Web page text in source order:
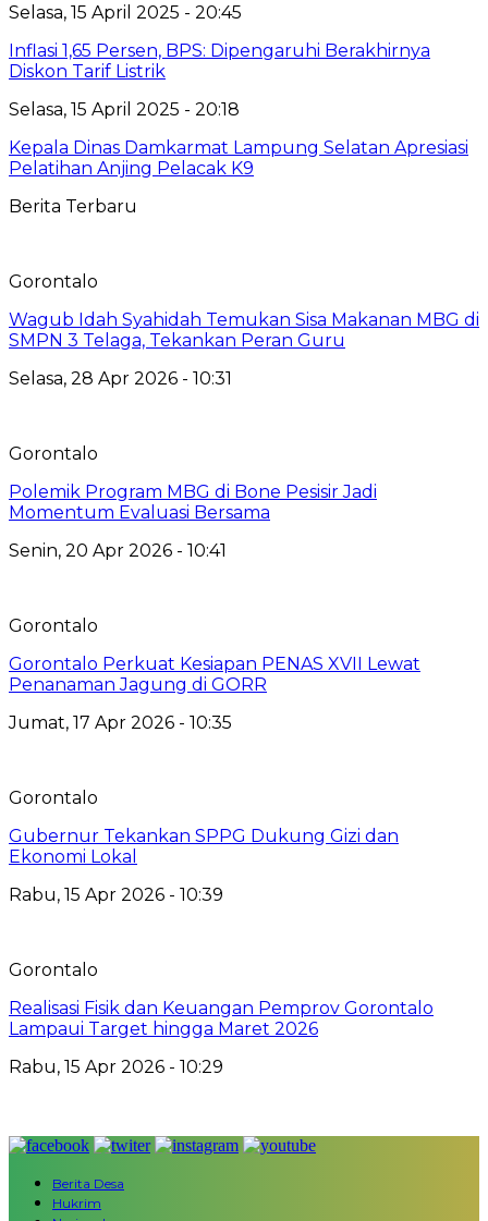
Selasa, 15 April 2025 - 20:45
Inflasi 1,65 Persen, BPS: Dipengaruhi Berakhirnya
Diskon Tarif Listrik
Selasa, 15 April 2025 - 20:18
Kepala Dinas Damkarmat Lampung Selatan Apresiasi
Pelatihan Anjing Pelacak K9
Berita Terbaru
Gorontalo
Wagub Idah Syahidah Temukan Sisa Makanan MBG di
SMPN 3 Telaga, Tekankan Peran Guru
Selasa, 28 Apr 2026 - 10:31
Gorontalo
Polemik Program MBG di Bone Pesisir Jadi
Momentum Evaluasi Bersama
Senin, 20 Apr 2026 - 10:41
Gorontalo
Gorontalo Perkuat Kesiapan PENAS XVII Lewat
Penanaman Jagung di GORR
Jumat, 17 Apr 2026 - 10:35
Gorontalo
Gubernur Tekankan SPPG Dukung Gizi dan
Ekonomi Lokal
Rabu, 15 Apr 2026 - 10:39
Gorontalo
Realisasi Fisik dan Keuangan Pemprov Gorontalo
Lampaui Target hingga Maret 2026
Rabu, 15 Apr 2026 - 10:29
Berita Desa
Hukrim